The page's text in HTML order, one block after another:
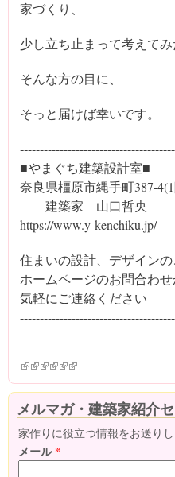
家づくり、
少し立ち止まって考えて
そんな方の目に、
そっと届けば幸いです。
■やまぐち建築設計室■
奈良県橿原市縄手町387-
建築家 山口哲央
https://www.y-kenchiku.jp/
住まいの設計、デザイン
ホームページのお問合わせ
気軽にご連絡ください
------------
(link is external)
(link is external)
(link is external)
(link is external)
(link is external)
(link is external)
メルマガ・建築家紹介
家作りに役立つ情報をお送り
メール*